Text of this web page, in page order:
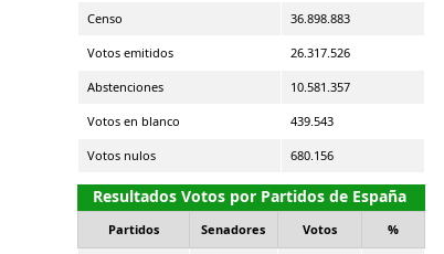
Censo 36.898.883
Votos emitidos 26.317.526
Abstenciones 10.581.357
Votos en blanco 439.543
Votos nulos 680.156
Resultados Votos por Partidos de España
Partidos Senadores Votos %